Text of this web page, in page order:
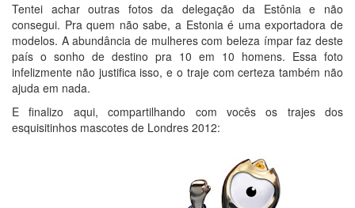
Tentei achar outras fotos da delegação da Estônia e não
consegui. Pra quem não sabe, a Estonia é uma exportadora de
modelos. A abundância de mulheres com beleza ímpar faz deste
país o sonho de destino pra 10 em 10 homens. Essa foto
infelizmente não justifica isso, e o traje com certeza também não
ajuda em nada.
E finalizo aqui, compartilhando com vocês os trajes dos
esquisitinhos mascotes de Londres 2012: